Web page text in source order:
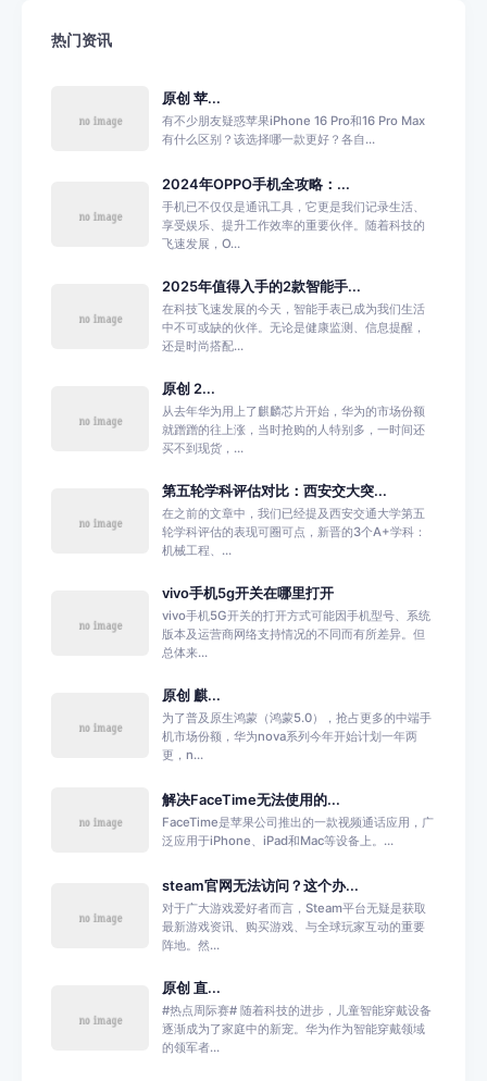
热门资讯
原创 苹...
有不少朋友疑惑苹果iPhone 16 Pro和16 Pro Max
有什么区别？该选择哪一款更好？各自...
2024年OPPO手机全攻略：...
手机已不仅仅是通讯工具，它更是我们记录生活、
享受娱乐、提升工作效率的重要伙伴。随着科技的
飞速发展，O...
2025年值得入手的2款智能手...
在科技飞速发展的今天，智能手表已成为我们生活
中不可或缺的伙伴。无论是健康监测、信息提醒，
还是时尚搭配...
原创 2...
从去年华为用上了麒麟芯片开始，华为的市场份额
就蹭蹭的往上涨，当时抢购的人特别多，一时间还
买不到现货，...
第五轮学科评估对比：西安交大突...
在之前的文章中，我们已经提及西安交通大学第五
轮学科评估的表现可圈可点，新晋的3个A+学科：
机械工程、...
vivo手机5g开关在哪里打开
vivo手机5G开关的打开方式可能因手机型号、系统
版本及运营商网络支持情况的不同而有所差异。但
总体来...
原创 麒...
为了普及原生鸿蒙（鸿蒙5.0），抢占更多的中端手
机市场份额，华为nova系列今年开始计划一年两
更，n...
解决FaceTime无法使用的...
FaceTime是苹果公司推出的一款视频通话应用，广
泛应用于iPhone、iPad和Mac等设备上。...
steam官网无法访问？这个办...
对于广大游戏爱好者而言，Steam平台无疑是获取
最新游戏资讯、购买游戏、与全球玩家互动的重要
阵地。然...
原创 直...
#热点周际赛# 随着科技的进步，儿童智能穿戴设备
逐渐成为了家庭中的新宠。华为作为智能穿戴领域
的领军者...